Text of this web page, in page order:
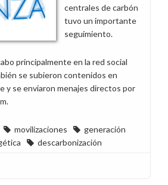
centrales de carbón
tuvo un importante
seguimiento.
principalmente en la red social
se subieron contenidos en
y se enviaron menajes directos por
movilizaciones
generación
descarbonización